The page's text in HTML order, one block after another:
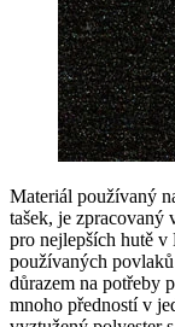
Materiál používaný
tašek, je zpracovaný
pro nejlepších hutě v
používaných
důrazem na potřeby
mnoho předností v